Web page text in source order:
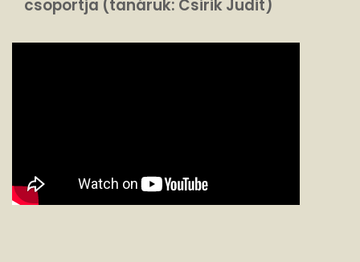
csoportja (tanáruk: Csirik Judit)